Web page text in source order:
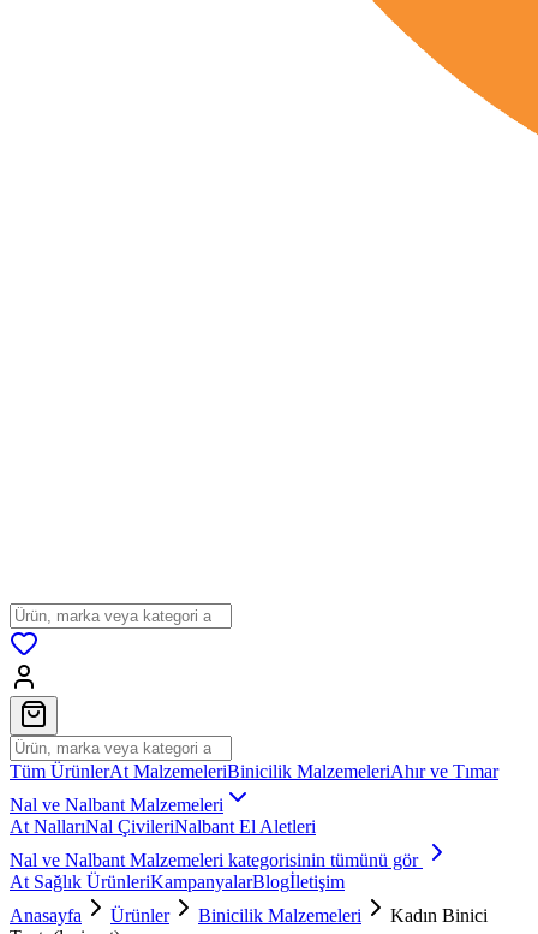
Tüm ÜrünlerAt MalzemeleriBinicilik MalzemeleriAhır ve Tımar
Nal ve Nalbant Malzemeleri
At NallarıNal ÇivileriNalbant El Aletleri
Nal ve Nalbant Malzemeleri kategorisinin tümünü gör
At Sağlık ÜrünleriKampanyalarBlogİletişim
Anasayfa
Ürünler Binicilik Malzemeleri
Kadın Binici